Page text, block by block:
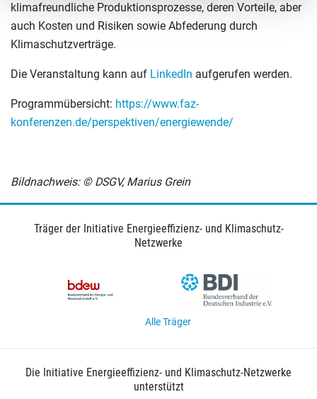
klimafreundliche Produktionsprozesse, deren Vorteile, aber
auch Kosten und Risiken sowie Abfederung durch
Klimaschutzverträge.
Die Veranstaltung kann auf LinkedIn aufgerufen werden.
Programmübersicht: https://www.faz-
konferenzen.de/perspektiven/energiewende/
Bildnachweis: © DSGV, Marius Grein
Träger der Initiative Energieeffizienz- und Klimaschutz-
Netzwerke
Alle Träger
Die Initiative Energieeffizienz- und Klimaschutz-Netzwerke
unterstützt